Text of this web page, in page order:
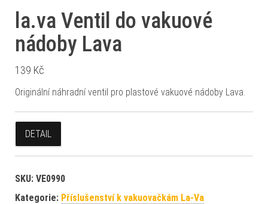
la.va Ventil do vakuové
nádoby Lava
139 Kč
Originální náhradní ventil pro plastové vakuové nádoby Lava.
DETAIL
SKU: VE0990
Kategorie: Příslušenství k vakuovačkám La-Va